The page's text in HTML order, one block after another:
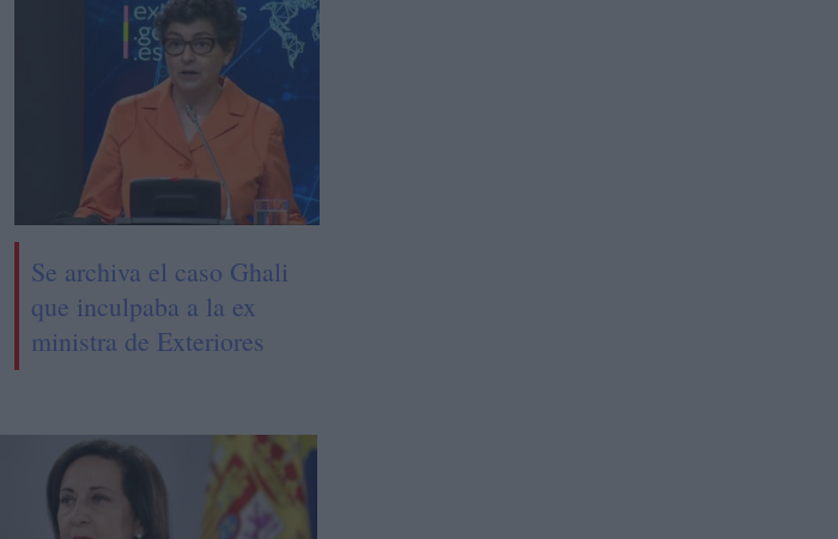
Se archiva el caso Ghali
que inculpaba a la ex
ministra de Exteriores